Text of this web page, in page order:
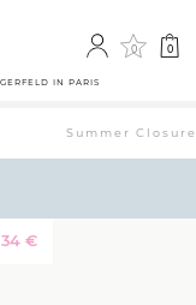
0 0
IN PARIS
Summer
34 €